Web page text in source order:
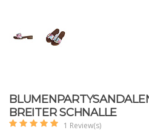
BREITER SCHNALLE
1 Review(s)